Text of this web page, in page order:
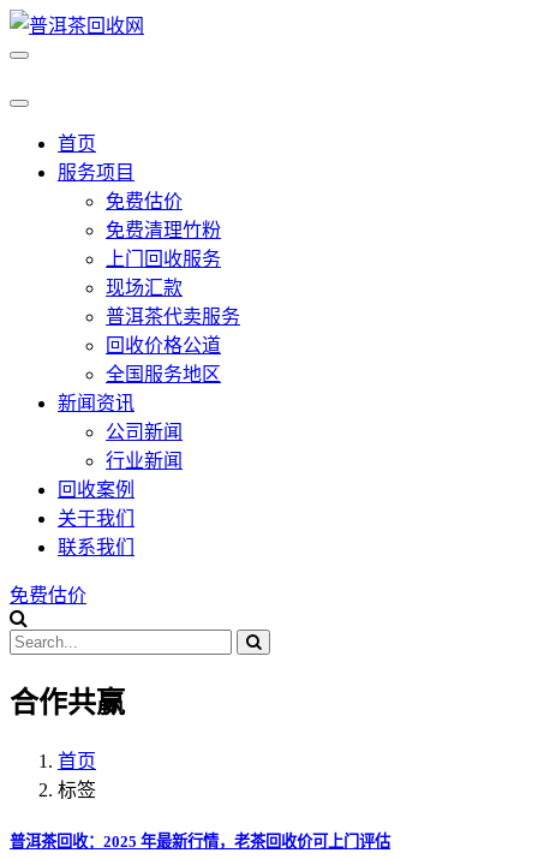
首页
服务项目
免费估价
免费清理竹粉
上门回收服务
现场汇款
普洱茶代卖服务
回收价格公道
全国服务地区
新闻资讯
公司新闻
行业新闻
回收案例
关于我们
联系我们
免费估价
合作共赢
首页
标签
普洱茶回收：2025 年最新行情，老茶回收价可上门评估